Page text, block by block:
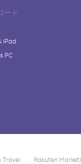
ード
iPad
PC
Travel Rakuten